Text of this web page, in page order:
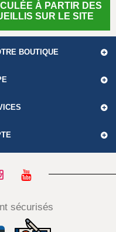
À PARTIR DES
SUR LE SITE
BOUTIQUE
sécurisés